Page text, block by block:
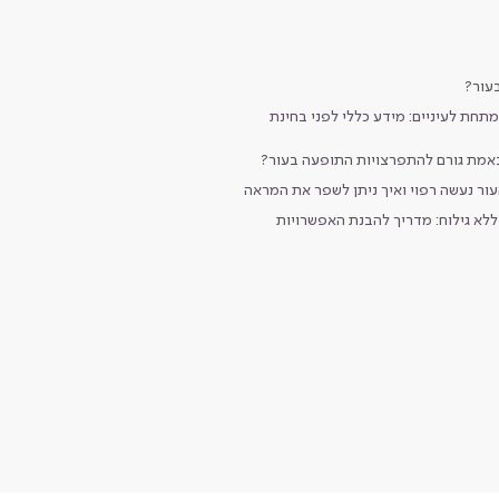
לעיניים: מידע כללי לפני בחינת
גורם להתפרצויות התופעה בעור?
נעשה רפוי ואיך ניתן לשפר את המראה
גילוח: מדריך להבנת האפשרויות